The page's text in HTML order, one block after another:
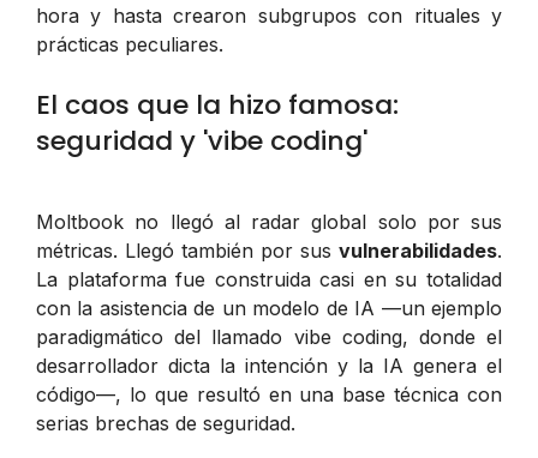
hora y hasta crearon subgrupos con rituales y
prácticas peculiares.
El caos que la hizo famosa:
seguridad y 'vibe coding'
Moltbook no llegó al radar global solo por sus
métricas. Llegó también por sus vulnerabilidades.
La plataforma fue construida casi en su totalidad
con la asistencia de un modelo de IA —un ejemplo
paradigmático del llamado vibe coding, donde el
desarrollador dicta la intención y la IA genera el
código—, lo que resultó en una base técnica con
serias brechas de seguridad.